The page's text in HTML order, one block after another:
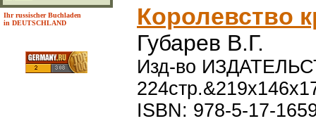
Ihr russischer Buchladen
in DEUTSCHLAND
Королевство
Губарев В.Г.
Изд-во
ISBN: 978-5-17-